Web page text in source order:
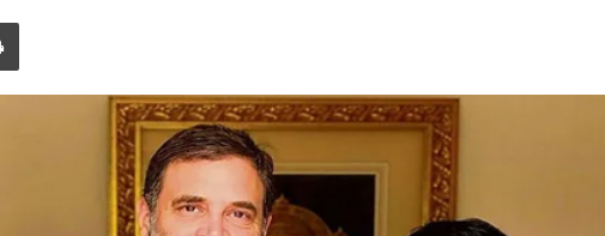
Print